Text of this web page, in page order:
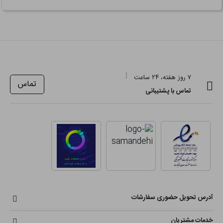
۷ روز هفته، ۲۴ ساعت
تماس با پشتیبانی
تماس
آدرس تحویل حضوری سفارشات
خدمات مشتریان